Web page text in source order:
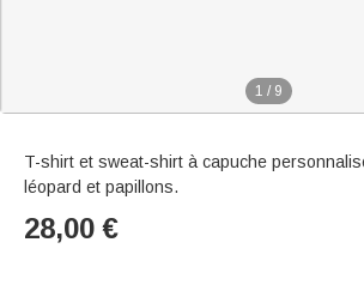
1 / 9
T-shirt et sweat-shirt à capuche
léopard et papillons.
28,00 €